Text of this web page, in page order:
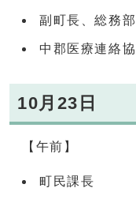
副町長、総務
中郡医療連絡
10月23日
【午前】
町民課長